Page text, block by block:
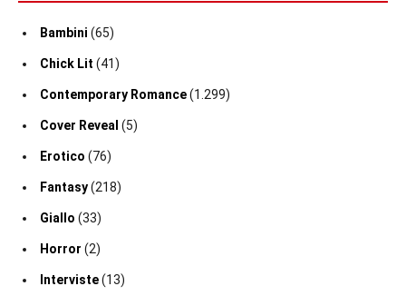
Bambini (65)
Chick Lit (41)
Contemporary Romance(1.299)
Cover Reveal (5)
Erotico (76)
Fantasy(218)
Giallo (33)
Horror (2)
Interviste(13)